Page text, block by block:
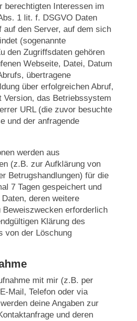
berechtigten Interessen im
1 lit. f. DSGVO Daten
auf den Server, auf dem sich
(sogenannte
den Zugriffsdaten gehören
Webseite, Datei, Datum
übertragene
über erfolgreichen Abruf,
Version, das Betriebssystem
URL (die zuvor besuchte
und der anfragende
werden aus
(z.B. zur Aufklärung von
Betrugshandlungen) für die
7 Tagen gespeichert und
deren weitere
Beweiszwecken erforderlich
Klärung des
von der Löschung
mit mir (z.B. per
Mail, Telefon oder via
deine Angaben zur
und deren